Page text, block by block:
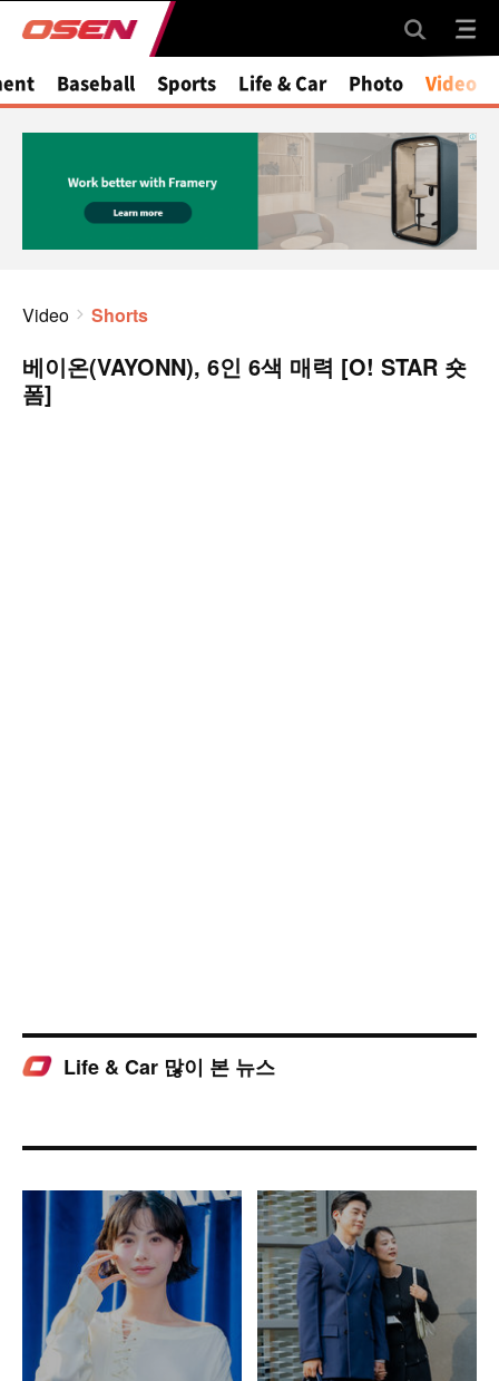
Baseball Sports Life & Car Photo Video
Video Shorts
베이온(VAYONN), 6인 6색 매력 [O! STAR 숏
폼]
Life & Car 많이 본 뉴스